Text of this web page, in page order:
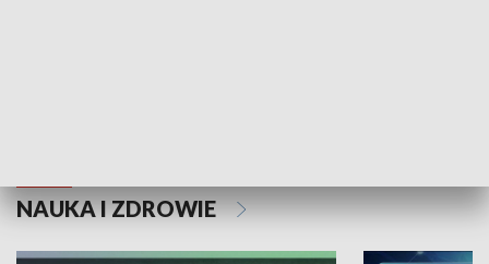
NAUKA I ZDROWIE